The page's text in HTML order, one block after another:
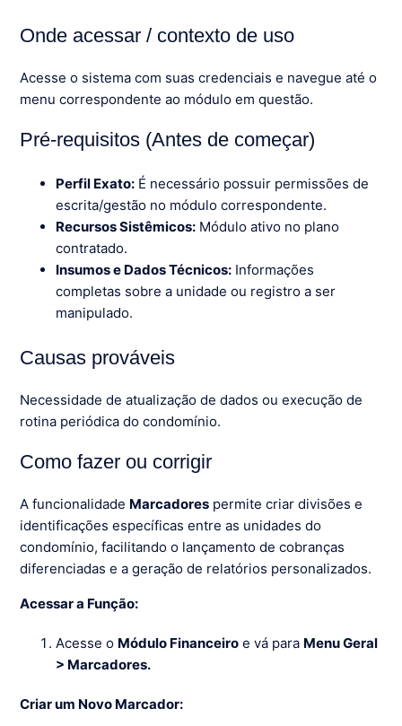
Onde acessar / contexto de uso
Acesse o sistema com suas credenciais e navegue até o
menu correspondente ao módulo em questão.
Pré-requisitos (Antes de começar)
Perfil Exato: É necessário possuir permissões de
escrita/gestão no módulo correspondente.
Recursos Sistêmicos: Módulo ativo no plano
contratado.
Insumos e Dados Técnicos: Informações
completas sobre a unidade ou registro a ser
manipulado.
Causas prováveis
Necessidade de atualização de dados ou execução de
rotina periódica do condomínio.
Como fazer ou corrigir
A funcionalidade Marcadores permite criar divisões e
identificações específicas entre as unidades do
condomínio, facilitando o lançamento de cobranças
diferenciadas e a geração de relatórios personalizados.
Acessar a Função:
Acesse o Módulo Financeiro e vá para Menu Geral
> Marcadores.
Criar um Novo Marcador: